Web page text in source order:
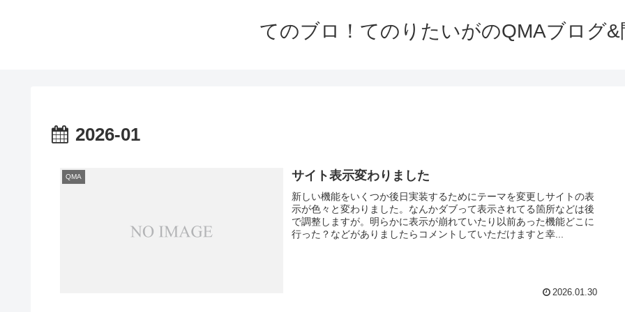
てのブロ！てのりたいがのQMAブログ&
2026-01
QMA サイト表示変わりました
新しい機能をいくつか後日実装するためにテーマを変更しサイトの表
示が色々と変わりました。なんかダブって表示されてる箇所などは後
で調整しますが。明らかに表示が崩れていたり以前あった機能どこに
行った？などがありましたらコメントしていただけますと幸...
2026.01.30